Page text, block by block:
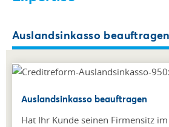
Auslandsinkasso beauftragen
Auslandsinkasso beauftragen
Hat Ihr Kunde seinen Firmensitz